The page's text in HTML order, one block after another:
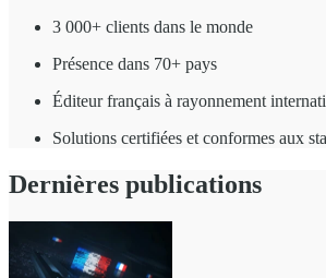
3 000+ clients dans le monde
Présence dans 70+ pays
Éditeur français à rayonnement
Solutions certifiées et conformes aux
Dernières publications